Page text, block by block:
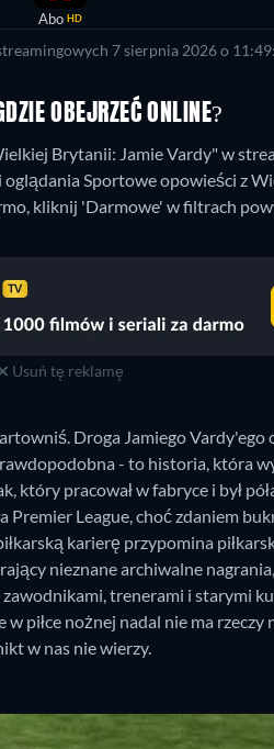
Abo HD
7 sierpnia 2026 o
OBEJRZEĆ ONLINE?
Brytanii: Jamie Vardy" w
Sportowe opowieści z
kliknij 'Darmowe' w filtrach
Usuń tę reklamę
Droga Jamiego Vardy'ego
- to historia, która
który pracował w fabryce i był
League, choć zdaniem
karierę przypomina
nieznane archiwalne
trenerami i starymi
piłce nożnej nadal nie ma
w nas nie wierzy.